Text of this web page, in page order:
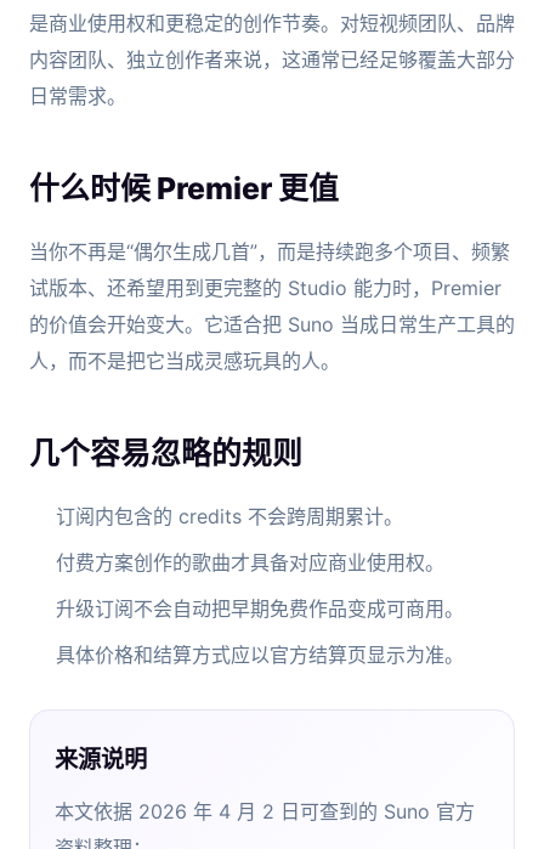
是商业使用权和更稳定的创作节奏。对短视频团队、品牌
内容团队、独立创作者来说，这通常已经足够覆盖大部分
日常需求。
什么时候 Premier 更值
当你不再是“偶尔生成几首”，而是持续跑多个项目、频繁
试版本、还希望用到更完整的 Studio 能力时，Premier
的价值会开始变大。它适合把 Suno 当成日常生产工具的
人，而不是把它当成灵感玩具的人。
几个容易忽略的规则
订阅内包含的 credits 不会跨周期累计。
付费方案创作的歌曲才具备对应商业使用权。
升级订阅不会自动把早期免费作品变成可商用。
具体价格和结算方式应以官方结算页显示为准。
来源说明
本文依据 2026 年 4 月 2 日可查到的 Suno 官方